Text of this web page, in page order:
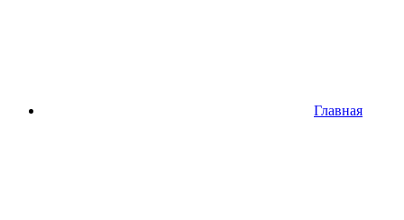
Главная